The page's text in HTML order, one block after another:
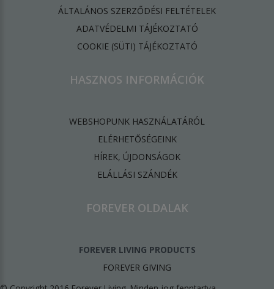
ÁLTALÁNOS SZERZŐDÉSI FELTÉTELEK
ADATVÉDELMI TÁJÉKOZTATÓ
​COOKIE (SÜTI) TÁJÉKOZTATÓ
HASZNOS INFORMÁCIÓK
WEBSHOPUNK HASZNÁLATÁRÓL
ELÉRHETŐSÉGEINK
HÍREK, ÚJDONSÁGOK
ELÁLLÁSI SZÁNDÉK
FOREVER OLDALAK
FOREVER LIVING PRODUCTS
FOREVER GIVING